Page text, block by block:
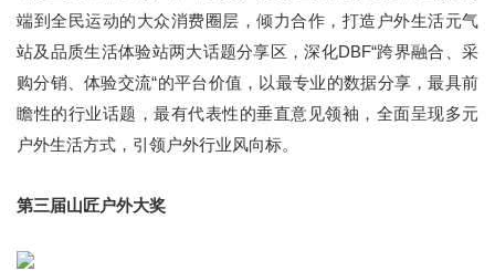
端到全民运动的大众消费圈层，倾力合作，打造户外生活元气
站及品质生活体验站两大话题分享区，深化DBF“跨界融合、采
购分销、体验交流“的平台价值，以最专业的数据分享，最具前
瞻性的行业话题，最有代表性的垂直意见领袖，全面呈现多元
户外生活方式，引领户外行业风向标。
第三届山匠户外大奖